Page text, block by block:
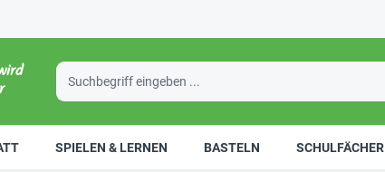
SPIELEN & LERNEN BASTELN SCHULFÄCHER